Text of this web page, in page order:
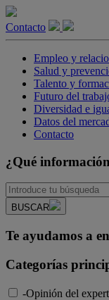
Contacto
Empleo y
Salud y
Talento y
Futuro del
Diversidad e
Datos del
Contacto
¿Qué
BUSCAR
Te ayudamos a
Categorías
-Opinión del